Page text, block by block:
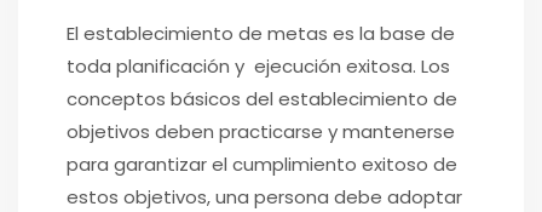
El establecimiento de metas es la base de
toda planificación y ejecución exitosa. Los
conceptos básicos del establecimiento de
objetivos deben practicarse y mantenerse
para garantizar el cumplimiento exitoso de
estos objetivos, una persona debe adoptar